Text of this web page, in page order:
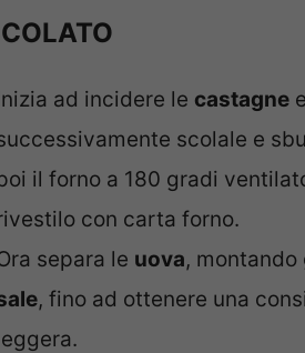
ad incidere le castagne
scolale e
il forno a 180 gradi
con carta forno.
separa le uova, montando
, fino ad ottenere una